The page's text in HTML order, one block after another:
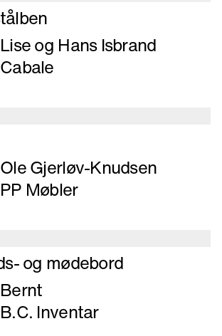
Lise og Hans Isbrand
Cabale
Ole Gjerløv-Knudsen
PP Møbler
og mødebord
Bernt
B.C. Inventar